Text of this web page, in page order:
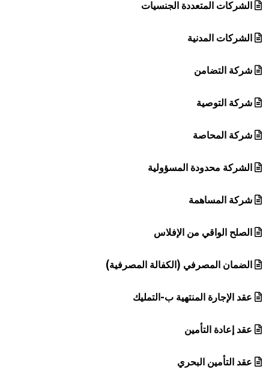
الشركات المتعددة الجنسيات
الشركات المدنية
شركة التضامن
شركة التوصية
شركة المحاصة
الشركة محدودة المسؤولية
شركة المساهمة
الصلح الواقي من الإفلاس
الضمان المصرفي (الكفالة المصرفية)
عقد الإجارة المنتهية ب-التمليك
عقد إعادة التأمين
عقد التأمين البحري